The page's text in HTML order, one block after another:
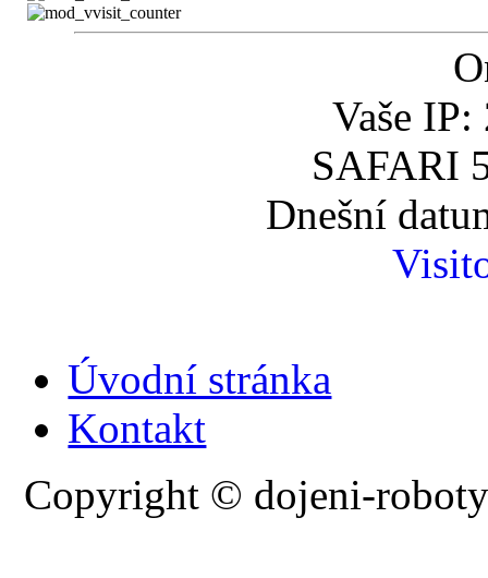
Vaše
SAFARI
Dnešní
Úvodní stránka
Kontakt
Copyright © dojeni-